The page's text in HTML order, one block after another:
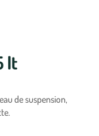
lt
de suspension,